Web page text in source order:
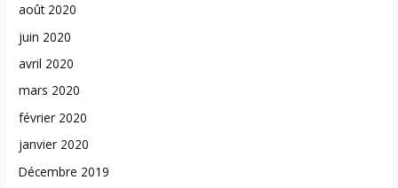
août 2020
juin 2020
avril 2020
mars 2020
février 2020
janvier 2020
Décembre 2019